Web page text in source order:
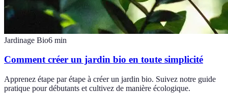
Jardinage Bio6 min
Comment créer un jardin bio en toute simplicité
Apprenez étape par étape à créer un jardin bio. Suivez notre guide
pratique pour débutants et cultivez de manière écologique.